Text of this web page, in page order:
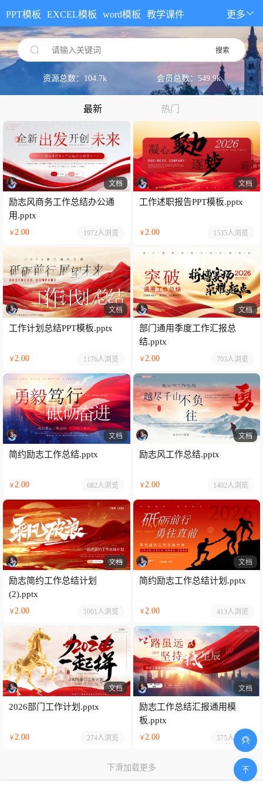
PPT模板 EXCEL模板 word模板 教学课件 更多
请输入关键词 搜索
资源总数：104.7k 会员总数：549.9k
最新 热门
文档
励志风商务工作总结办公通
用.pptx
￥2.00 1972人浏览
文档
工作述职报告PPT模板.pptx
￥2.00 1535人浏览
文档
工作计划总结PPT模板.pptx
￥2.00 1176人浏览
文档
部门通用季度工作汇报总
结.pptx
￥2.00 703人浏览
文档
简约励志工作总结.pptx
￥2.00 682人浏览
文档
励志风工作总结.pptx
￥2.00 1402人浏览
文档
励志简约工作总结计划
(2).pptx
￥2.00 1001人浏览
文档
简约励志工作总结计划.pptx
￥2.00 413人浏览
文档
2026部门工作计划.pptx
￥2.00 274人浏览
文档
励志工作总结汇报通用模
板.pptx
￥2.00 575人浏览
下滑加载更多